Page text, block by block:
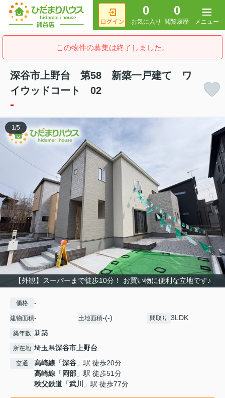
0
お気に入り
0
閲覧履歴 メニュー
この物件の募集は終了しました。
深谷市上野台 第58 新築一戸建て ワ
イウッドコート 02
-
【外観】スーパーまで徒歩10分！ お買い物に便利な立地です♪
1 /5
価格 -
建物面積- 土地面積-(-) 間取り 3LDK
築年数 新築
所在地 埼玉県深谷市 上野台
交通 高崎線 「深谷 」駅 徒歩20分
高崎線 「 岡部 」駅 徒歩51分
秩父鉄道 「武川 」駅 徒歩77分